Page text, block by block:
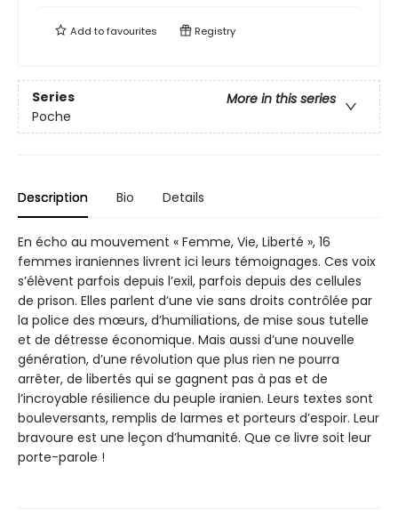
Add tofavourites Registry
Series
More in this series
Poche
Description Bio Details
En écho au mouvement « Femme, Vie, Liberté », 16
femmes iraniennes livrent ici leurs témoignages. Ces voix
s’élèvent parfois depuis l’exil, parfois depuis des cellules
de prison. Elles parlent d’une vie sans droits contrôlée par
la police des mœurs, d’humiliations, de mise sous tutelle
et de détresse économique. Mais aussi d’une nouvelle
génération, d’une révolution que plus rien ne pourra
arrêter, de libertés qui se gagnent pas à pas et de
l’incroyable résilience du peuple iranien. Leurs textes sont
bouleversants, remplis de larmes et porteurs d’espoir. Leur
bravoure est une leçon d’humanité. Que ce livre soit leur
porte-parole !